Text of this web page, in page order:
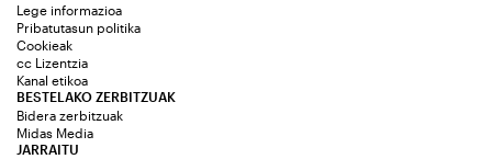
JARRAITU
Lege informazioa
Pribatutasun politika
Cookieak
cc Lizentzia
Kanal etikoa
BESTELAKO ZERBITZUAK
Bidera zerbitzuak
Midas Media